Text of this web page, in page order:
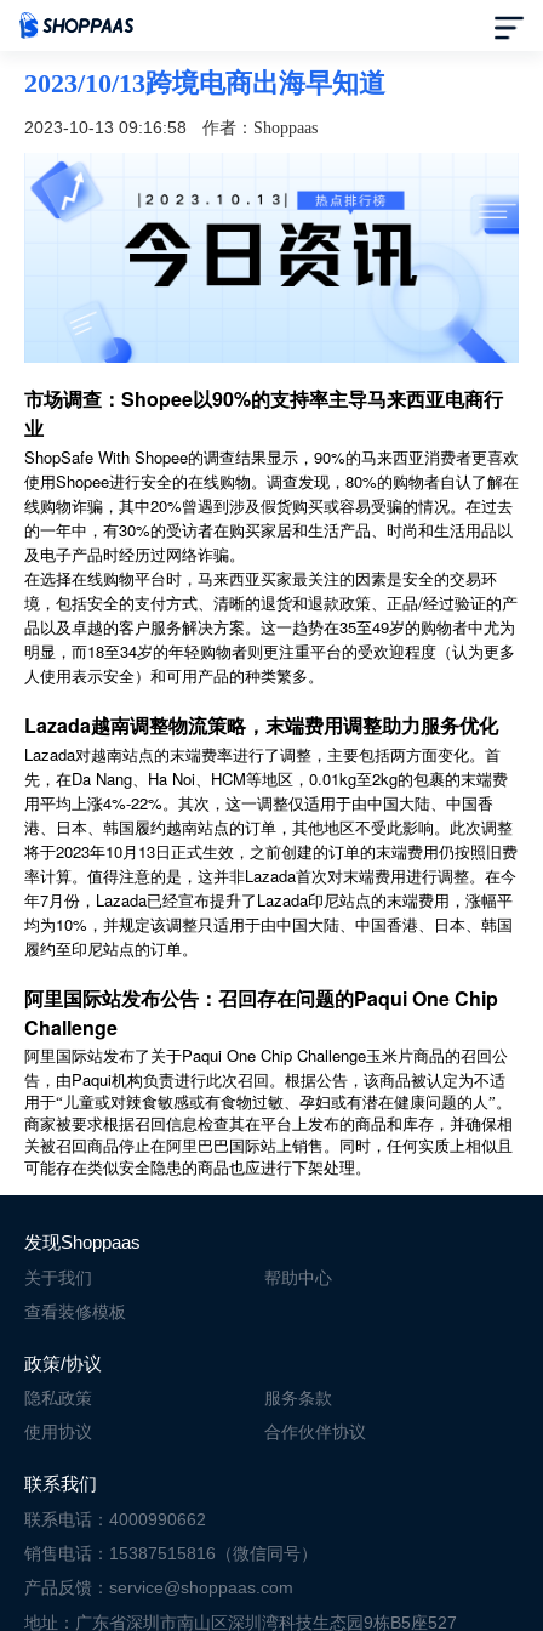
首页
定价
模板中心
合作伙伴
帮助中心
了解我们
简体中文
登录 免费使用
2023/10/13跨境电商出海早知道
2023-10-13 09:16:58 作者：Shoppaas
市场调查：Shopee以90%的支持率主导马来西亚电商行
业
ShopSafe With Shopee的调查结果显示，90%的马来西亚消费者更喜欢
使用Shopee进行安全的在线购物。调查发现，80%的购物者自认了解在
线购物诈骗，其中20%曾遇到涉及假货购买或容易受骗的情况。在过去
的一年中，有30%的受访者在购买家居和生活产品、时尚和生活用品以
及电子产品时经历过网络诈骗。
在选择在线购物平台时，马来西亚买家最关注的因素是安全的交易环
境，包括安全的支付方式、清晰的退货和退款政策、正品/经过验证的产
品以及卓越的客户服务解决方案。这一趋势在35至49岁的购物者中尤为
明显，而18至34岁的年轻购物者则更注重平台的受欢迎程度（认为更多
人使用表示安全）和可用产品的种类繁多。
Lazada越南调整物流策略，末端费用调整助力服务优化
Lazada对越南站点的末端费率进行了调整，主要包括两方面变化。首
先，在Da Nang、Ha Noi、HCM等地区，0.01kg至2kg的包裹的末端费
用平均上涨4%-22%。其次，这一调整仅适用于由中国大陆、中国香
港、日本、韩国履约越南站点的订单，其他地区不受此影响。此次调整
将于2023年10月13日正式生效，之前创建的订单的末端费用仍按照旧费
率计算。值得注意的是，这并非Lazada首次对末端费用进行调整。在今
年7月份，Lazada已经宣布提升了Lazada印尼站点的末端费用，涨幅平
均为10%，并规定该调整只适用于由中国大陆、中国香港、日本、韩国
履约至印尼站点的订单。
阿里国际站发布公告：召回存在问题的Paqui One Chip
Challenge
阿里国际站发布了关于Paqui One Chip Challenge玉米片商品的召回公
告，由Paqui机构负责进行此次召回。根据公告，该商品被认定为不适
用于“儿童或对辣食敏感或有食物过敏、孕妇或有潜在健康问题的人”。
商家被要求根据召回信息检查其在平台上发布的商品和库存，并确保相
关被召回商品停止在阿里巴巴国际站上销售。同时，任何实质上相似且
可能存在类似安全隐患的商品也应进行下架处理。
发现Shoppaas
关于我们
帮助中心
查看装修模板
政策/协议
隐私政策
服务条款
使用协议
合作伙伴协议
联系我们
联系电话：4000990662
销售电话：15387515816（微信同号）
产品反馈：service@shoppaas.com
地址：广东省深圳市南山区深圳湾科技生态园9栋B5座527